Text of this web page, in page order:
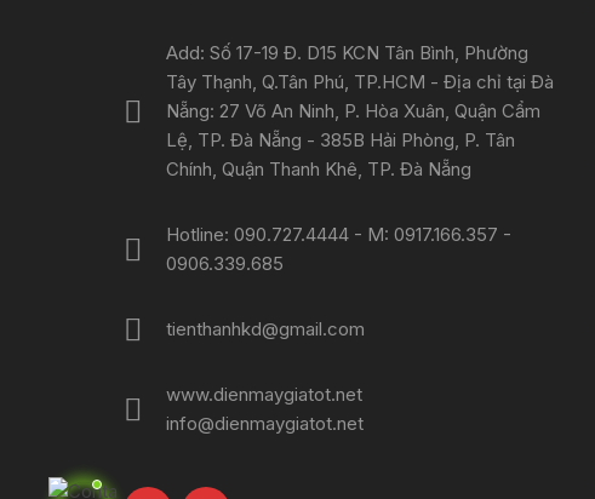
Add: Số 17-19 Đ. D15 KCN Tân Bình, Phường
Tây Thạnh, Q.Tân Phú, TP.HCM - Địa chỉ tại Đà
Nẵng: 27 Võ An Ninh, P. Hòa Xuân, Quận Cẩm
Lệ, TP. Đà Nẵng - 385B Hải Phòng, P. Tân
Chính, Quận Thanh Khê, TP. Đà Nẵng
Hotline: 090.727.4444 - M: 0917.166.357 -
0906.339.685
tienthanhkd@gmail.com
www.dienmaygiatot.net
info@dienmaygiatot.net